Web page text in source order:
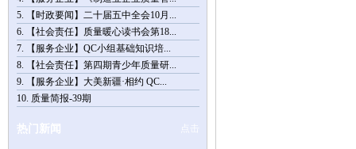
绩观 [2026-04-01]
【通知公告】倒计时5天，“3.15国际消费
者权益日”主题... [2026-03-18]
5.
【时政要闻】二十届五中全会10月...
6.
【社会责任】质量暖心读书会第18...
7.
【服务企业】QC小组基础知识培...
8.
【社会责任】第四期青少年质量研...
9.
【服务企业】大美新疆·相约 QC...
10. 质量简报-39期
点击
热门新闻